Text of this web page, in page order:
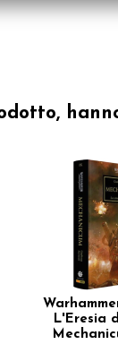
L'Eresia